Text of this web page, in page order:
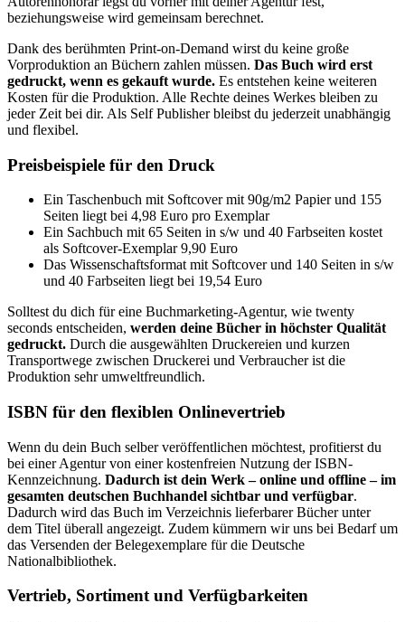
beziehungsweise wird gemeinsam berechnet.
Dank des berühmten Print-on-Demand wirst du keine große
Vorproduktion an Büchern zahlen müssen. Das Buch wird erst
gedruckt, wenn es gekauft wurde. Es entstehen keine weiteren
Kosten für die Produktion. Alle Rechte deines Werkes bleiben zu
jeder Zeit bei dir. Als Self Publisher bleibst du jederzeit unabhängig
und flexibel.
Preisbeispiele für den Druck
Ein Taschenbuch mit Softcover mit 90g/m2 Papier und 155
Seiten liegt bei 4,98 Euro pro Exemplar
Ein Sachbuch mit 65 Seiten in s/w und 40 Farbseiten kostet
als Softcover-Exemplar 9,90 Euro
Das Wissenschaftsformat mit Softcover und 140 Seiten in s/w
und 40 Farbseiten liegt bei 19,54 Euro
Solltest du dich für eine Buchmarketing-Agentur, wie twenty
seconds entscheiden, werden deine Bücher in höchster Qualität
gedruckt. Durch die ausgewählten Druckereien und kurzen
Transportwege zwischen Druckerei und Verbraucher ist die
Produktion sehr umweltfreundlich.
ISBN für den flexiblen Onlinevertrieb
Wenn du dein Buch selber veröffentlichen möchtest, profitierst du
bei einer Agentur von einer kostenfreien Nutzung der ISBN-
Kennzeichnung. Dadurch ist dein Werk – online und offline – im
gesamten deutschen Buchhandel sichtbar und verfügbar.
Dadurch wird das Buch im Verzeichnis lieferbarer Bücher unter
dem Titel überall angezeigt. Zudem kümmern wir uns bei Bedarf um
das Versenden der Belegexemplare für die Deutsche
Nationalbibliothek.
Vertrieb, Sortiment und Verfügbarkeiten